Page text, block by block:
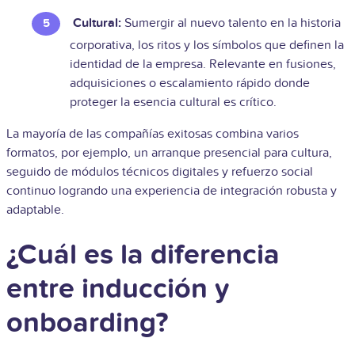
Cultural: Sumergir al nuevo talento en la historia
corporativa, los ritos y los símbolos que definen la
identidad de la empresa. Relevante en fusiones,
adquisiciones o escalamiento rápido donde
proteger la esencia cultural es crítico.
La mayoría de las compañías exitosas combina varios
formatos, por ejemplo, un arranque presencial para cultura,
seguido de módulos técnicos digitales y refuerzo social
continuo logrando una experiencia de integración robusta y
adaptable.
¿Cuál es la diferencia
entre inducción y
onboarding?